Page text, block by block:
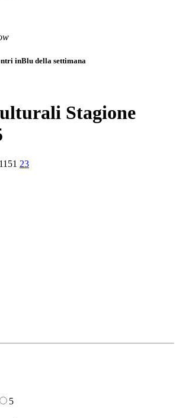
inBlu della settimana
Stagione
1151 23
5